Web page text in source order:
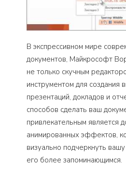
В экспрессивном мире
документов, Майкрософт
не только скучным
инструментом для создания
презентаций, докладов и
способов сделать ваш
привлекательным является
анимированных эффектов,
визуально подчеркнуть
его более запоминающимся.